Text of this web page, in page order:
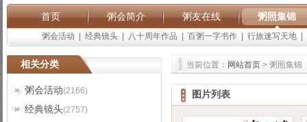
首页 粥会简介 粥友在线 粥照集锦
粥会活动 经典镜头 八十周年作品 百粥一字书作 行旅速写天地
相关分类
粥会活动(2166)
经典镜头(2757)
当前位置： 网站首页 > 粥照集锦
图片列表